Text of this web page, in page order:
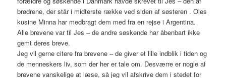
brødrene, der står i midterste række ved siden af søsteren . Oles
kusine Minna har medbragt dem med fra en rejse i Argentina.
Alle brevene var til Jes – de andre søskende har åbenbart ikke
gemt deres breve.
Jeg vil gerne citere fra brevene – de giver et lille indblik i tiden og
de menneskers liv, som der her er tale om. Desværre er nogle af
brevene vanskelige at læse, så jeg vil afskrive dem i stedet for